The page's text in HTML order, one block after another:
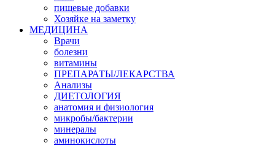
пищевые добавки
Хозяйке на заметку
МЕДИЦИНА
Врачи
болезни
витамины
ПРЕПАРАТЫ/ЛЕКАРСТВА
Анализы
ДИЕТОЛОГИЯ
анатомия и физиология
микробы/бактерии
минералы
аминокислоты